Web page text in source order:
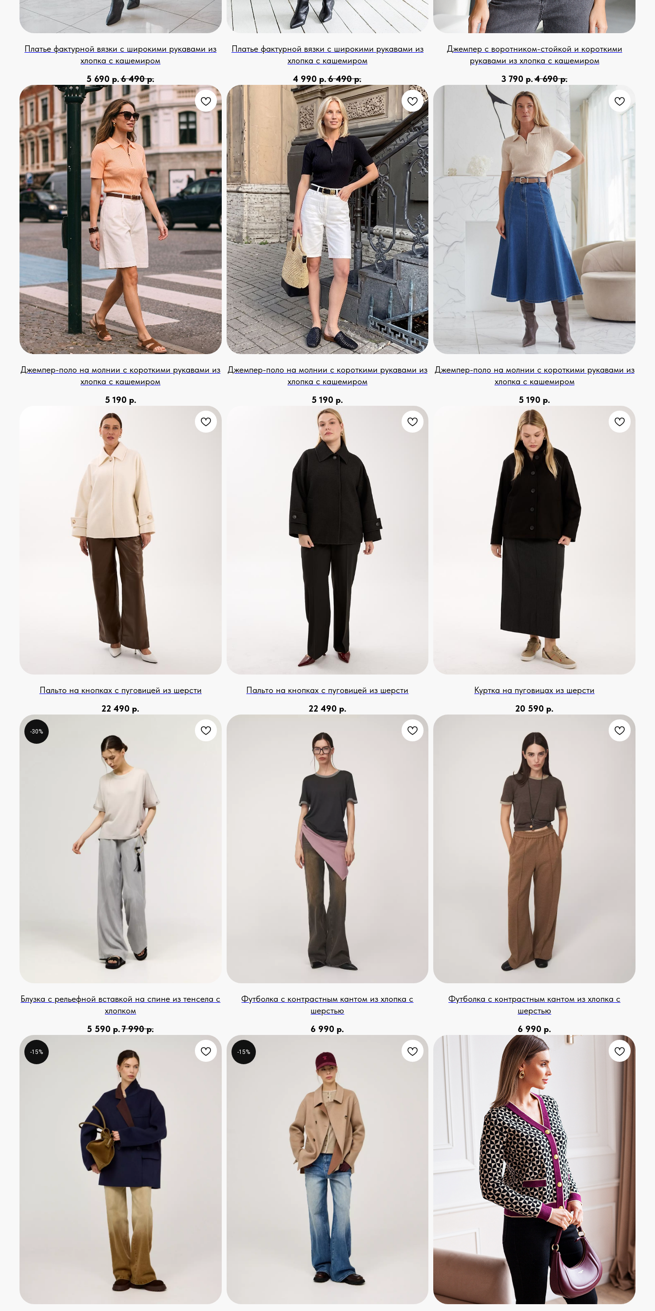
Платье фактурной вязки с широкими рукавами из
хлопка с кашемиром
5 690 р. 6 490 р.
Платье фактурной вязки с широкими рукавами из
хлопка с кашемиром
4 990 р. 6 490 р.
Джемпер с воротником-стойкой и короткими
рукавами из хлопка с кашемиром
3 790 р.4 690 р.
Джемпер-поло на молнии с короткими рукавами из
хлопка с кашемиром
5 190 р.
Джемпер-поло на молнии с короткими рукавами из
хлопка с кашемиром
5 190 р.
Джемпер-поло на молнии с короткими рукавами из
хлопка с кашемиром
5 190 р.
Пальто на кнопках с пуговицей из шерсти
22 490 р.
Пальто на кнопках с пуговицей из шерсти
22 490 р.
Куртка на пуговицах из шерсти
20 590 р.
-30%
Блузка с рельефной вставкой на спине из тенсела с
хлопком
5 590 р. 7 990 р.
Футболка с контрастным кантом из хлопка с
шерстью
6 990 р.
Футболка с контрастным кантом из хлопка с
шерстью
6 990 р.
-15% -15%